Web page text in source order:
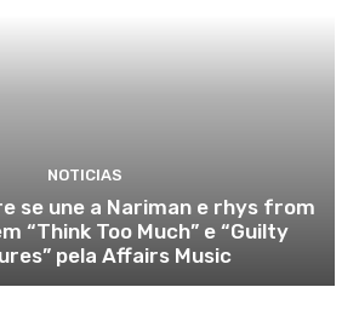
NOTICIAS
se une a Nariman e rhys from
“Think Too Much” e “Guilty
pela Affairs Music